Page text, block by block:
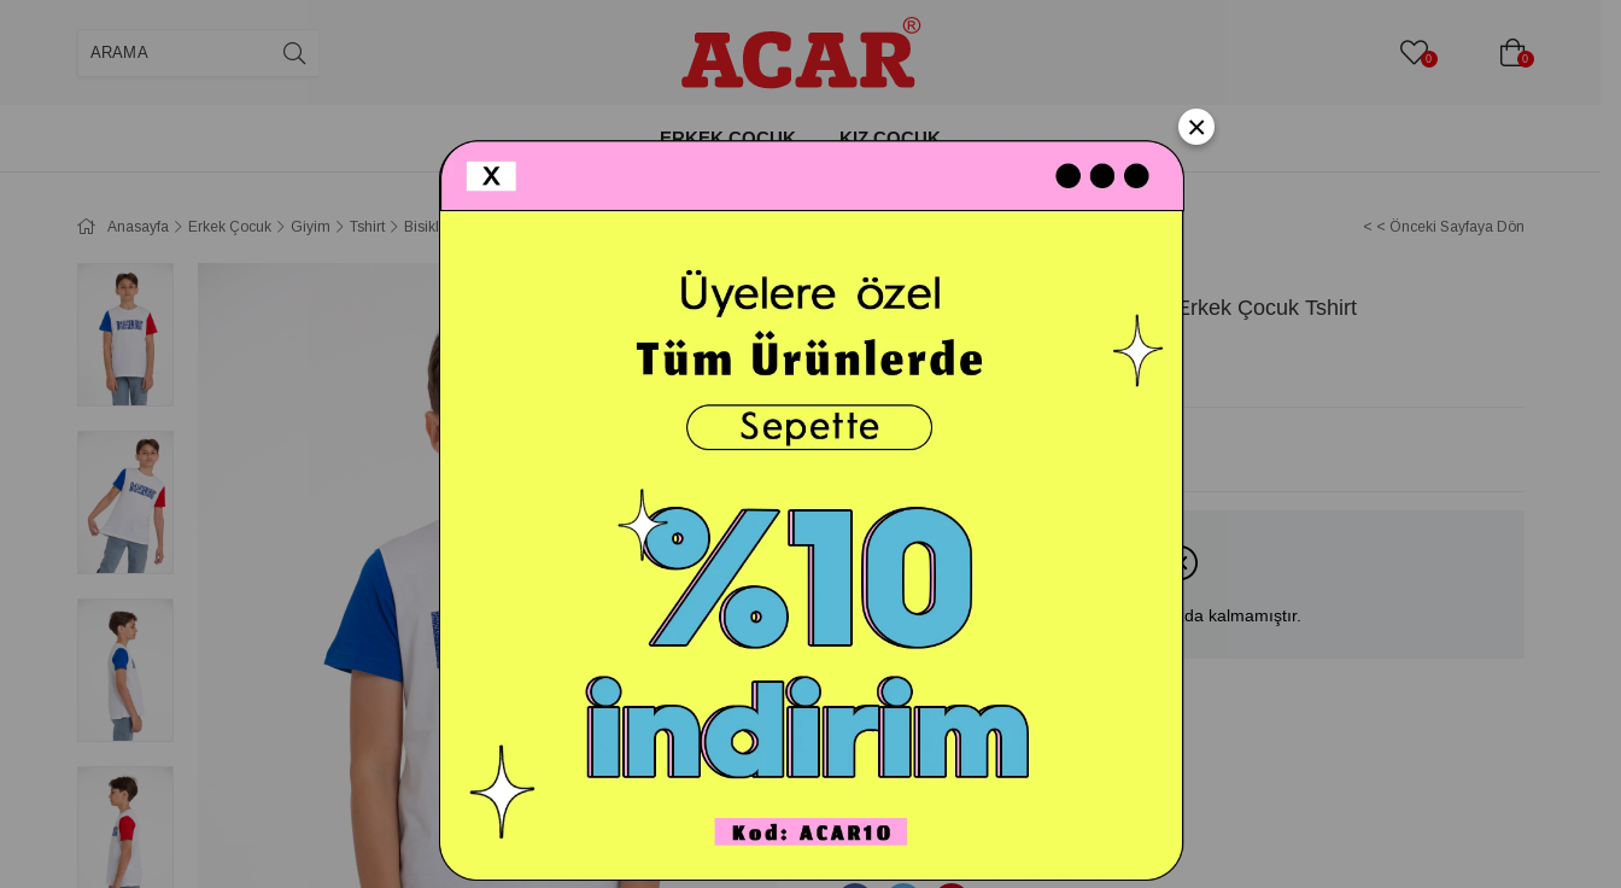
0 0
ERKEK ÇOCUK KIZ ÇOCUK
Anasayfa Erkek Çocuk Giyim Tshirt Bisiklet Yaka Kısa Kol Beyaz Renk Erkek Çocuk Tshirt < < Önceki Sayfaya Dön
Bisiklet Yaka Kısa Kol Beyaz Renk Erkek Çocuk Tshirt
Stok Kodu (101567110012 Y)
289,00 TL
Ürün stoklarımızda kalmamıştır.
Favorilere Ekle
×